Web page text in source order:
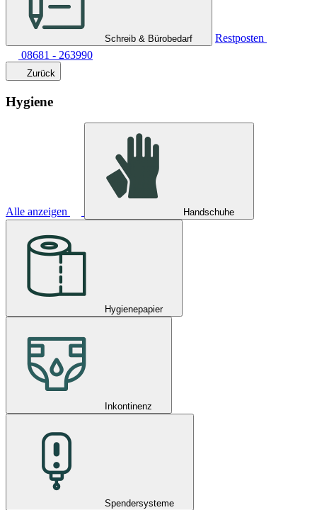
Schreib & Bürobedarf
Restposten
08681 - 263990
Zurück
Hygiene
Alle anzeigen Handschuhe
Hygienepapier
Inkontinenz
Spendersysteme